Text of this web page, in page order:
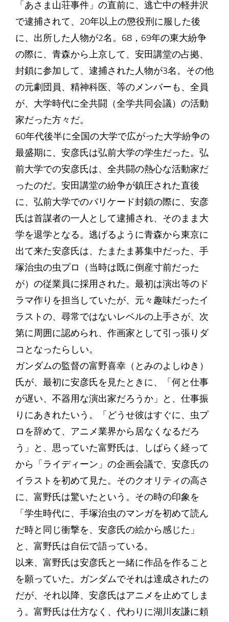
「あさま山荘事件」の直前に、逃亡中の軽井沢
で逮捕されて、20年以上の懲役刑に服した後
に、出所した人物が2名。68，69年の東大紛争
の際に、青森から上京して、安田講堂の占拠、
封鎖に参加して、逮捕された人物が3名。その他
の元劇団員、精神科医、等のメンバーも、全員
が、大学時代に全共闘（全学共同会議）の活動
家だった方々だ。
60年代後半に全国の大学で広がった大学紛争の
最盛期に、安彦氏は弘前大学の学生だった。弘
前大学での安彦氏は、全共闘の熱心な活動家だ
ったのだ。安田講堂の紛争が鎮圧された直後
に、弘前大学でのバリケード封鎖の際に、安彦
氏は首謀者の一人として逮捕され、そのまま大
学を退学となる。逃げるように青森から東京に
出て来た安彦氏は、たまたま募集中だった、手
塚治虫の虫プロ（当時は既に倒産寸前だった
が）の従業員に採用された。最初は演出等のド
ラマ作りを担当していたが、元々趣味だったイ
ラストの、尋常ではないレベルの上手さが、次
第に周囲に認められ、作画家として引っ張りダ
コとなったらしい。
ガンダムの監督の富野喜幸（とみのよしゆき）
氏が、最初に安彦氏を見たときに、「何と仕事
が遅い、不器用な演出家だろうか」と、仕事振
りにあきれたいう。「どうせ彼はすぐに、虫プ
ロを辞めて、アニメ業界から居なくなるだろ
う」と、思っていた富野氏は、しばらく経って
から「ライディーン」の企画会議で、安彦氏の
イラストを初めて見た。そのクオリティの高さ
に、富野氏は驚いたという。その時の印象を
「学生時代に、手塚治虫のマンガを初めて読ん
だ時と同じ衝撃を、安彦氏の絵から感じた」
と、富野氏は自伝で語っている。
以来、富野氏は安彦氏と一緒に作品を作ること
を願っていた。ガンダムでそれは達成されたの
だが、それ以降、安彦氏はアニメを止めてしま
う。富野氏は仕方なく、代わりに湖川友謙に頼